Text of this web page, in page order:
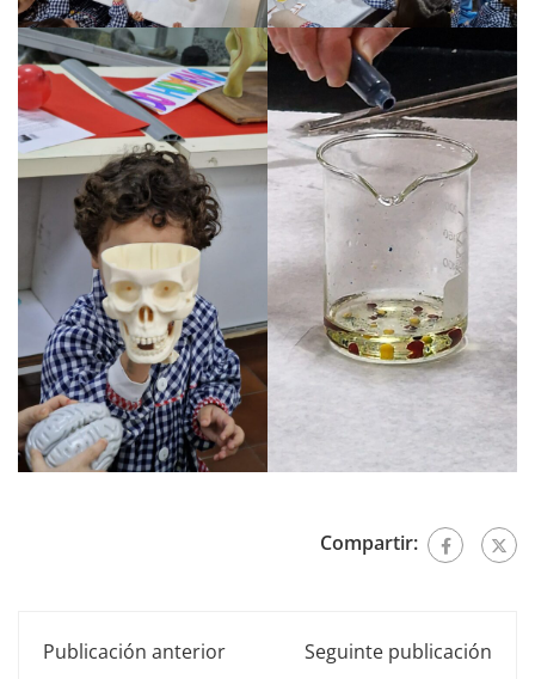
Compartir:
Publicación anterior
Seguinte publicación